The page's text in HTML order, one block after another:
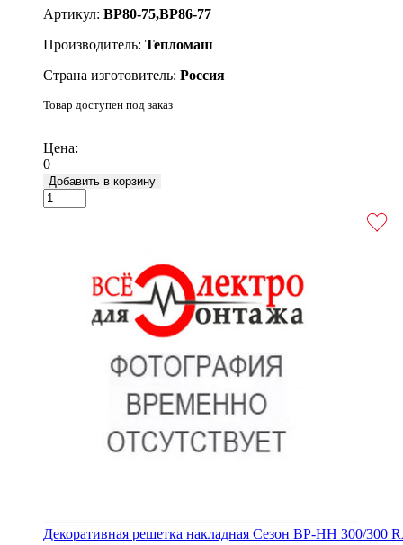
Артикул: ВР80-75,ВР86-77
Производитель: Тепломаш
Страна изготовитель: Россия
Товар доступен под заказ
Цена:
0
Добавить в корзину
Декоративная решетка накладная Сезон ВР-НН 300/300